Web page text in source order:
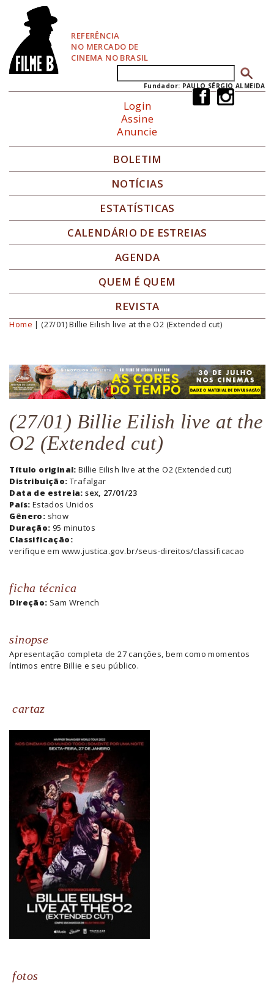
REFERÊNCIA
NO MERCADO DE
CINEMA NO BRASIL
Formulário de busca
Fundador: PAULO SÉRGIO ALMEIDA
Login
Assine
Anuncie
BOLETIM
NOTÍCIAS
ESTATÍSTICAS
CALENDÁRIO DE ESTREIAS
AGENDA
QUEM É QUEM
REVISTA
Você está aqui
Home | (27/01) Billie Eilish live at the O2 (Extended cut)
(27/01) Billie Eilish live at the
O2 (Extended cut)
Título original:Billie Eilish live at the O2 (Extended cut)
Distribuição: Trafalgar
Data de estreia:sex, 27/01/23
País: Estados Unidos
Gênero: show
Duração: 95 minutos
Classificação:
verifique em www.justica.gov.br/seus-direitos/classificacao
ficha técnica
Direção: Sam Wrench
sinopse
Apresentação completa de 27 canções, bem como momentos
íntimos entre Billie e seu público.
cartaz
fotos